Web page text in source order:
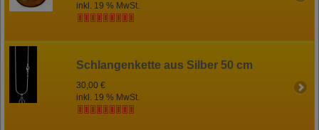
inkl. 19 % MwSt.
Schlangenkette aus Silber 50 cm
30,00 €
inkl. 19 % MwSt.